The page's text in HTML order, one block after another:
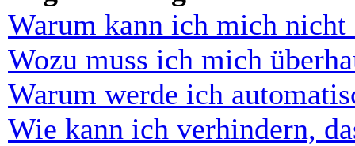
Warum kann ich mich nicht
Wozu muss ich mich
Warum werde ich
Wie kann ich verhindern,